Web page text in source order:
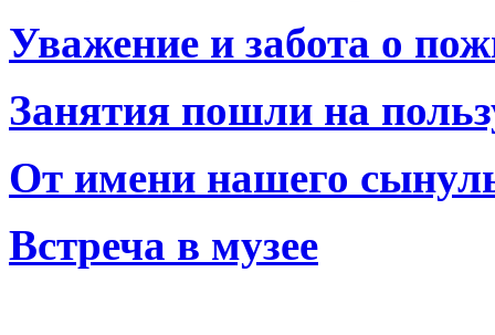
Уважение и забота о
Занятия пошли на
От имени нашего
Встреча в музее